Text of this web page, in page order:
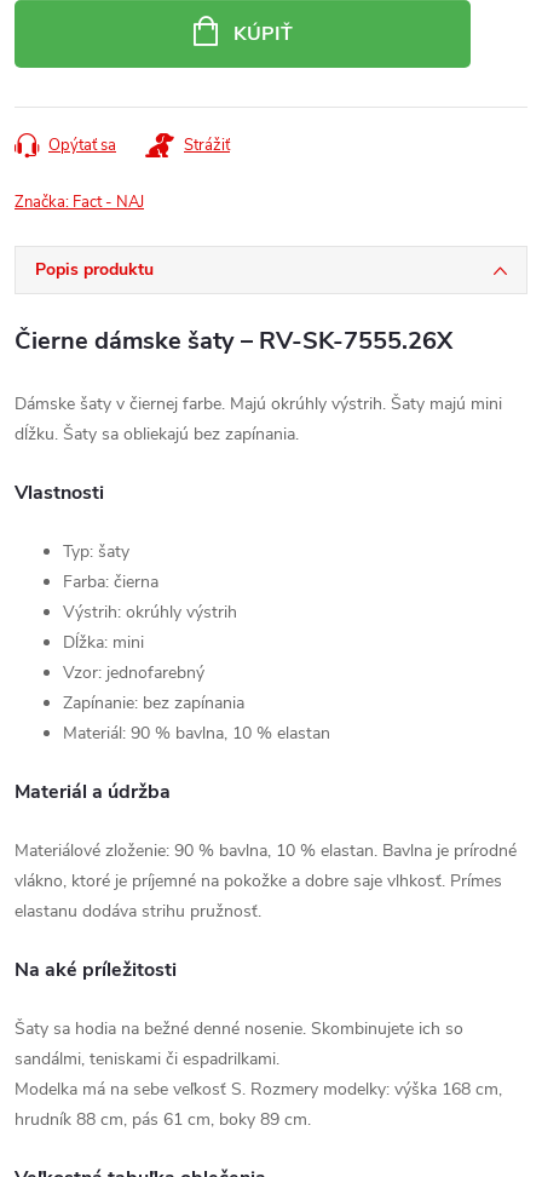
KÚPIŤ
Opýtať sa Strážiť
Značka: Fact - NAJ
Popis produktu
Čierne dámske šaty – RV-SK-7555.26X
Dámske šaty v čiernej farbe. Majú okrúhly výstrih. Šaty majú mini
dĺžku. Šaty sa obliekajú bez zapínania.
Vlastnosti
Typ: šaty
Farba: čierna
Výstrih: okrúhly výstrih
Dĺžka: mini
Vzor: jednofarebný
Zapínanie: bez zapínania
Materiál: 90 % bavlna, 10 % elastan
Materiál a údržba
Materiálové zloženie: 90 % bavlna, 10 % elastan. Bavlna je prírodné
vlákno, ktoré je príjemné na pokožke a dobre saje vlhkosť. Prímes
elastanu dodáva strihu pružnosť.
Na aké príležitosti
Šaty sa hodia na bežné denné nosenie. Skombinujete ich so
sandálmi, teniskami či espadrilkami.
Modelka má na sebe veľkosť S. Rozmery modelky: výška 168 cm,
hrudník 88 cm, pás 61 cm, boky 89 cm.